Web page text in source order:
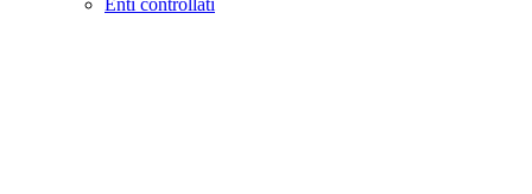
Enti controllati